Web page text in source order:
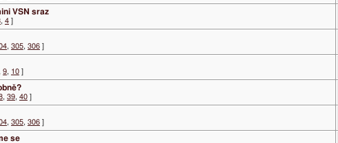
VSN sraz
, 4 ]
, 305, 306 ]
9, 10 ]
, 39, 40 ]
, 305, 306 ]
se